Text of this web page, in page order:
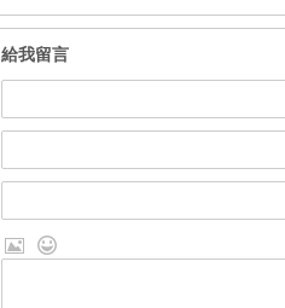
給我留言